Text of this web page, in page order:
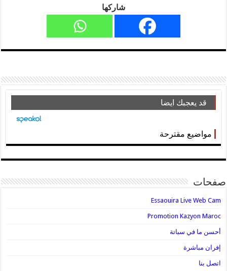
شاركها
قد يعجبك ايضا
مواضيع مقترحة
صفحات
Essaouira Live Web Cam
Promotion Kazyon Maroc
أحسن ما في سباتة
إفران مباشرة
اتصل بنا